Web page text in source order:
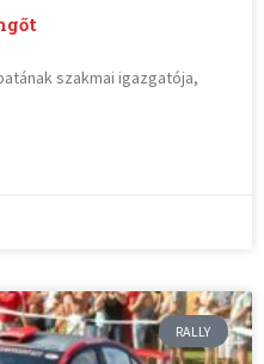
szakmai igazgatója,
RALLY